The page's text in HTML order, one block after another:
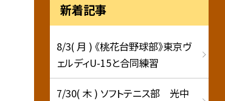
新着記事
8/3( 月 ) 《桃花台野球部》東京ヴ
ェルディU-15と合同練習
7/30( 木 ) ソフトテニス部 光中